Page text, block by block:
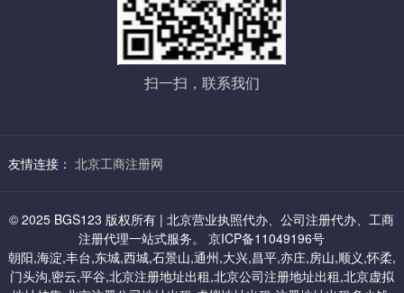
六：丰台虚拟地址：
1、小规模地址 7000起/年（海户营）
2、一般纳税人 8500起/年
1、6000/三年：小规模及一般纳税人都可以
八：昌平虚拟地址
经营范围中有需特种许可经营项目，报送审批
如有特殊经营许可项目还需相关部门报审盖章，特种行业，许可证
人章、全体股东章、公司名称章等。
5，申领营业执照
工商局经过企业提交材料进行审查，确定符合企业登记申请，经工
扫一扫，联系我们
友情连接： 北京工商注册网
© 2025 BGS123 版权所有 | 北京营业执照代办、公司注册代办、工商
注册代理一站式服务。 京ICP备11049196号
朝阳,海淀,丰台,东城,西城,石景山,通州,大兴,昌平,亦庄,房山,顺义,怀柔,
门头沟,密云,平谷,北京注册地址出租,北京公司注册地址出租,北京虚拟